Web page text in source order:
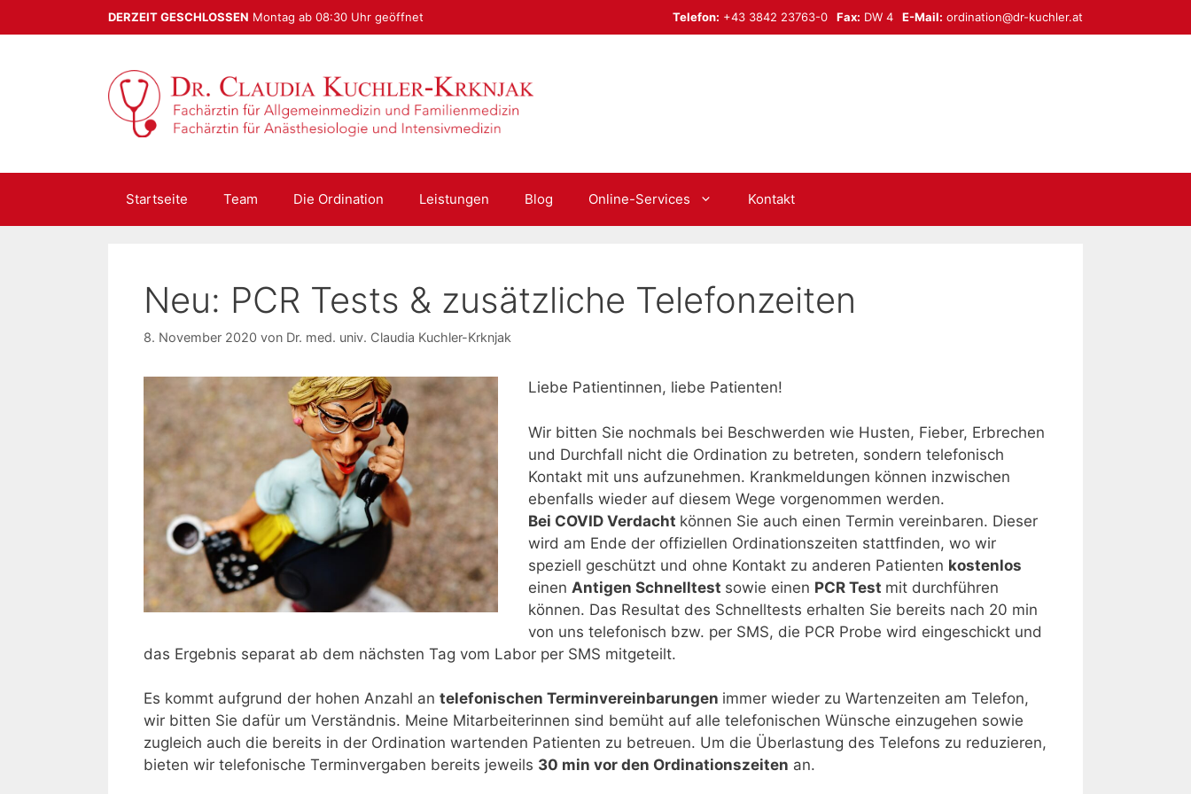
Inhalt
Telefon: +43 3842 23763-0 Fax: DW 4
DERZEIT GESCHLOSSEN Montag ab 08:30 Uhr geöffnet E-Mail: ordination@dr-kuchler.at
Startseite Team Die Ordination Leistungen Blog Online-Services Kontakt
Neu: PCR Tests & zusätzliche Telefonzeiten
8. November 2020 von Dr. med. univ. Claudia Kuchler-Krknjak
Liebe Patientinnen, liebe Patienten!
Wir bitten Sie nochmals bei Beschwerden wie Husten, Fieber, Erbrechen
und Durchfall nicht die Ordination zu betreten, sondern telefonisch
Kontakt mit uns aufzunehmen. Krankmeldungen können inzwischen
ebenfalls wieder auf diesem Wege vorgenommen werden.
Bei COVID Verdacht können Sie auch einen Termin vereinbaren. Dieser
wird am Ende der offiziellen Ordinationszeiten stattfinden, wo wir
speziell geschützt und ohne Kontakt zu anderen Patienten kostenlos
einen Antigen Schnelltest sowie einen PCR Test mit durchführen
können. Das Resultat des Schnelltests erhalten Sie bereits nach 20 min
von uns telefonisch bzw. per SMS, die PCR Probe wird eingeschickt und
das Ergebnis separat ab dem nächsten Tag vom Labor per SMS mitgeteilt.
Es kommt aufgrund der hohen Anzahl an telefonischen Terminvereinbarungen immer wieder zu Wartenzeiten am Telefon,
wir bitten Sie dafür um Verständnis. Meine Mitarbeiterinnen sind bemüht auf alle telefonischen Wünsche einzugehen sowie
zugleich auch die bereits in der Ordination wartenden Patienten zu betreuen. Um die Überlastung des Telefons zu reduzieren,
bieten wir telefonische Terminvergaben bereits jeweils 30 min vor den Ordinationszeiten an.